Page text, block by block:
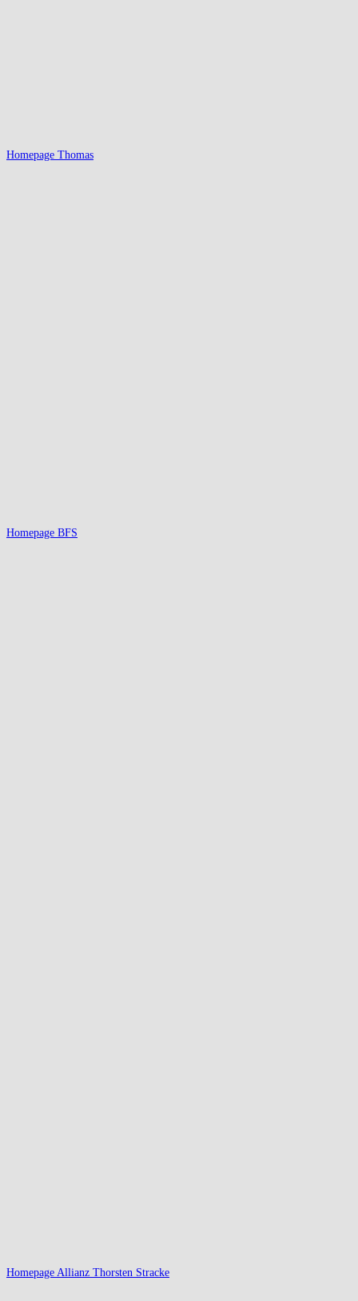
Homepage Thomas
Homepage BFS
Homepage Allianz Thorsten Stracke